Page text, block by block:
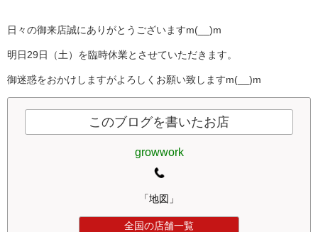
日々の御来店誠にありがとうございますm(__)m
明日29日（土）を臨時休業とさせていただきます。
御迷惑をおかけしますがよろしくお願い致しますm(__)m
このブログを書いたお店
growwork
「地図」
全国の店舗一覧